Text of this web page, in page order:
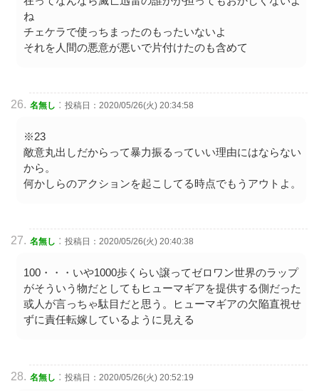
ね
チェケラで使っちまったのもったいないよ
それを人間の悪意が悪いで片付けたのも含めて
名無し : 投稿日：2020/05/26(火) 20:34:58
※23
敵意丸出しだからって暴力振るっていい理由にはならない
から。
何かしらのアクションを起こしてる時点でもうアウトよ。
名無し : 投稿日：2020/05/26(火) 20:40:38
100・・・いや1000歩くらい譲ってゼロワン世界のラップ
がそういう物だとしてもヒューマギアを提供する側だった
或人が言っちゃ駄目だと思う。ヒューマギアの欠陥直視せ
ずに責任転嫁しているように見える
名無し : 投稿日：2020/05/26(火) 20:52:19